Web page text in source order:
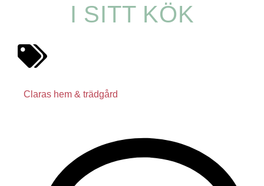
I SITT KÖK
Claras hem & trädgård